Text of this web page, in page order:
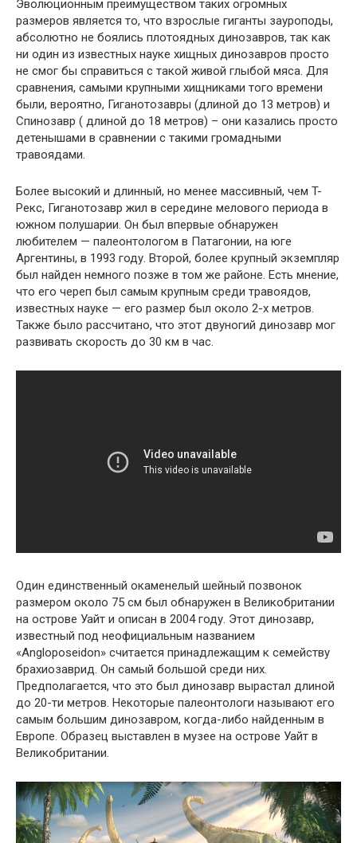
Эволюционным преимуществом таких огромных
размеров является то, что взрослые гиганты зауроподы,
абсолютно не боялись плотоядных динозавров, так как
ни один из известных науке хищных динозавров просто
не смог бы справиться с такой живой глыбой мяса. Для
сравнения, самыми крупными хищниками того времени
были, вероятно, Гиганотозавры (длиной до 13 метров) и
Спинозавр ( длиной до 18 метров) – они казались просто
детенышами в сравнении с такими громадными
травоядами.
Более высокий и длинный, но менее массивный, чем T-
Рекс, Гиганотозавр жил в середине мелового периода в
южном полушарии. Он был впервые обнаружен
любителем — палеонтологом в Патагонии, на юге
Аргентины, в 1993 году. Второй, более крупный экземпляр
был найден немного позже в том же районе. Есть мнение,
что его череп был самым крупным среди травоядов,
известных науке — его размер был около 2-х метров.
Также было рассчитано, что этот двуногий динозавр мог
развивать скорость до 30 км в час.
Один единственный окаменелый шейный позвонок
размером около 75 см был обнаружен в Великобритании
на острове Уайт и описан в 2004 году. Этот динозавр,
известный под неофициальным названием
«Angloposeidon» считается принадлежащим к семейству
брахиозаврид. Он самый большой среди них.
Предполагается, что это был динозавр вырастал длиной
до 20-ти метров. Некоторые палеонтологи называют его
самым большим динозавром, когда-либо найденным в
Европе. Образец выставлен в музее на острове Уайт в
Великобритании.